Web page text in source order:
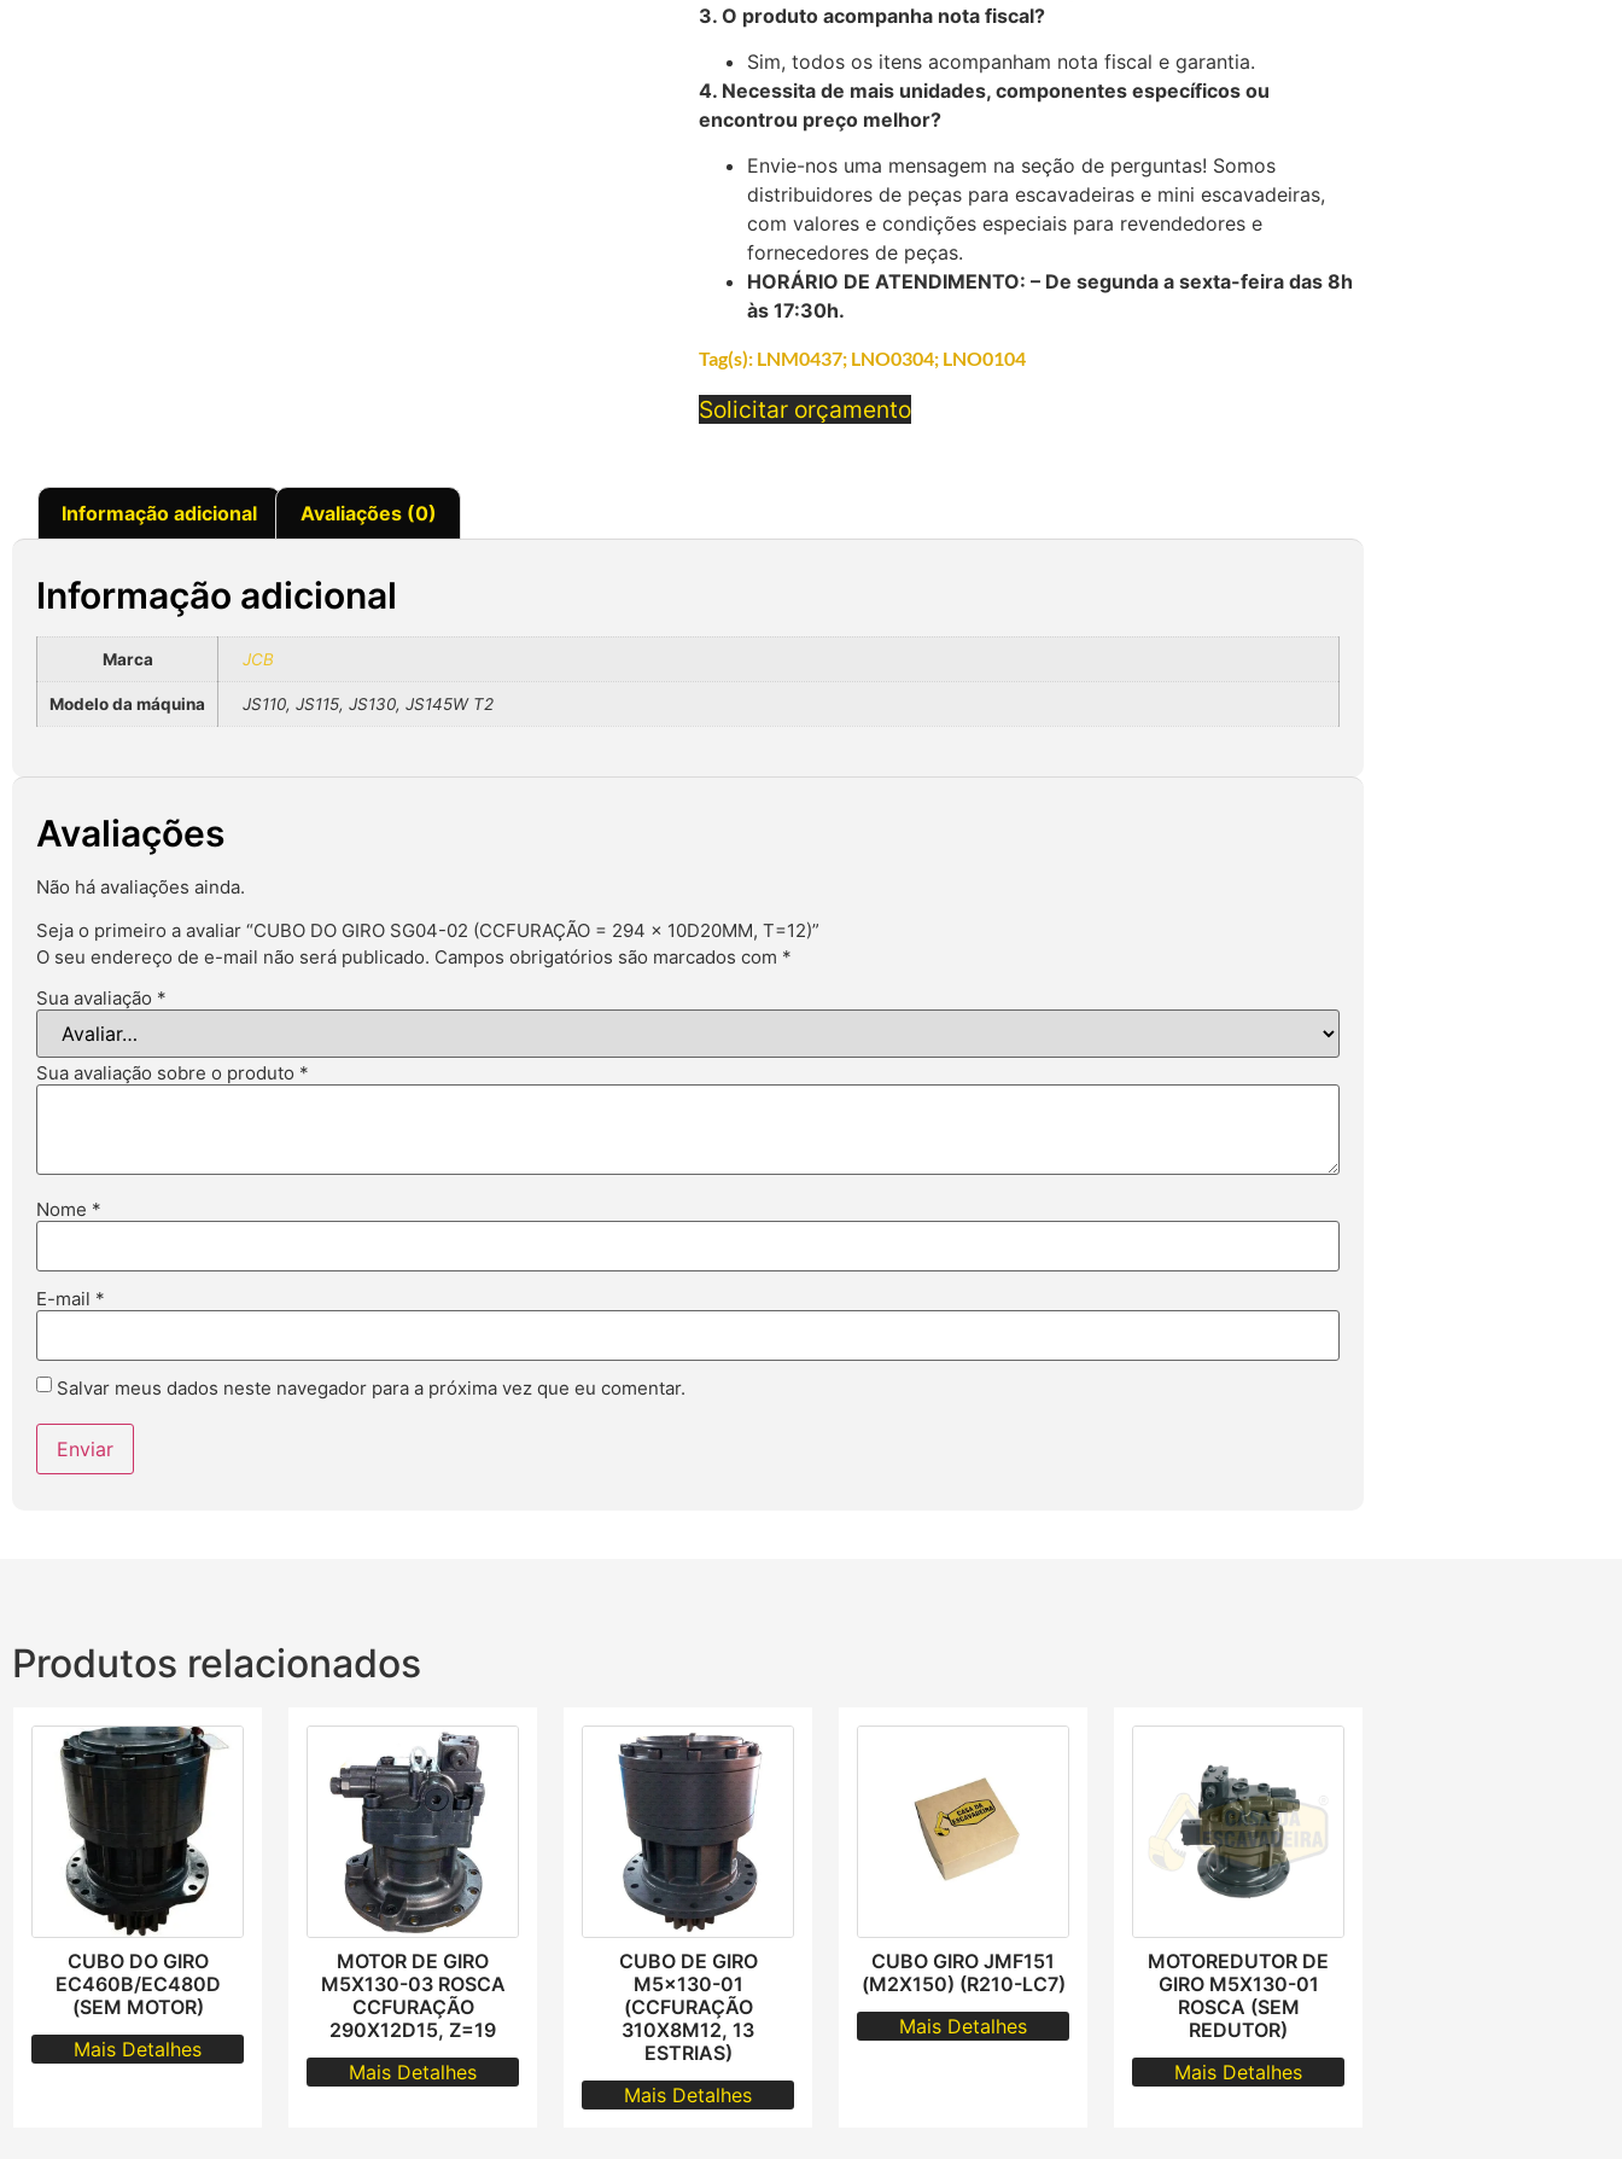
3. O produto acompanha nota fiscal?
Sim, todos os itens acompanham nota fiscal e garantia.
4. Necessita de mais unidades, componentes específicos ou
encontrou preço melhor?
Envie-nos uma mensagem na seção de perguntas! Somos
distribuidores de peças para escavadeiras e mini escavadeiras,
com valores e condições especiais para revendedores e
fornecedores de peças.
HORÁRIO DE ATENDIMENTO: – De segunda a sexta-feira das 8h
às 17:30h.
Tag(s): LNM0437; LNO0304; LNO0104
Solicitar orçamento
Informação adicional Avaliações (0)
Informação adicional
Marca JCB
Modelo da máquina JS110, JS115, JS130, JS145W T2
Avaliações
Não há avaliações ainda.
Seja o primeiro a avaliar “CUBO DO GIRO SG04-02 (CCFURAÇÃO = 294 × 10D20MM, T=12)”
O seu endereço de e-mail não será publicado. Campos obrigatórios são marcados com *
Sua avaliação *
Sua avaliação sobre o produto *
Nome *
E-mail *
Salvar meus dados neste navegador para a próxima vez que eu comentar.
Produtos relacionados
CUBO DO GIRO
EC460B/EC480D
(SEM MOTOR)
Mais Detalhes
MOTOR DE GIRO
M5X130-03 ROSCA
CCFURAÇÃO
290X12D15, Z=19
Mais Detalhes
CUBO DE GIRO
M5x130-01
(CCFURAÇÃO
310X8M12, 13
ESTRIAS)
Mais Detalhes
CUBO GIRO JMF151
(M2X150) (R210-LC7)
Mais Detalhes
MOTOREDUTOR DE
GIRO M5X130-01
ROSCA (SEM
REDUTOR)
Mais Detalhes